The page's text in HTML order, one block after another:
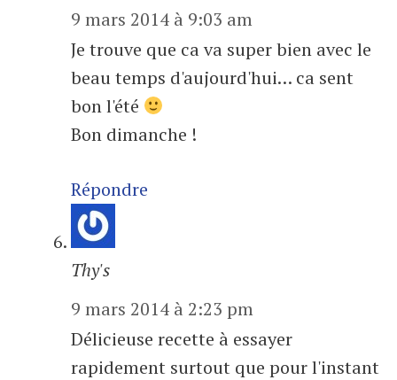
9 mars 2014 à 9:03 am
Je trouve que ca va super bien avec le
beau temps d'aujourd'hui… ca sent
bon l'été
Bon dimanche !
Répondre
Thy's
9 mars 2014 à 2:23 pm
Délicieuse recette à essayer
rapidement surtout que pour l'instant